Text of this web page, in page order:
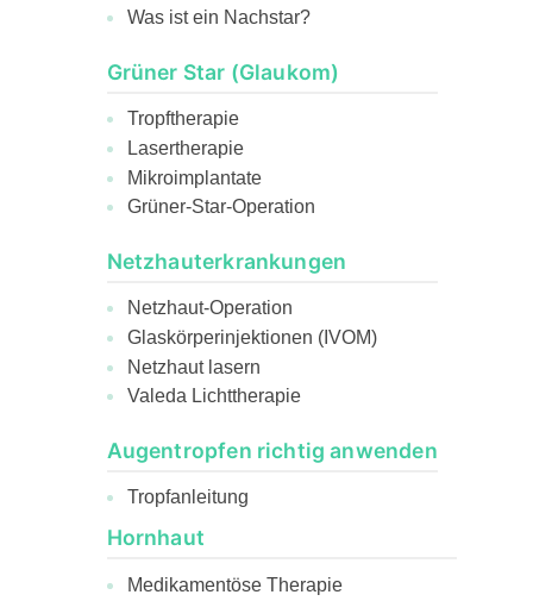
Was ist ein Nachstar?
Grüner Star (Glaukom)
Tropftherapie
Lasertherapie
Mikroimplantate
Grüner-Star-Operation
Netzhauterkrankungen
Netzhaut-Operation
Glaskörperinjektionen (IVOM)
Netzhaut lasern
Valeda Lichttherapie
Augentropfen richtig anwenden
Tropfanleitung
Hornhaut
Medikamentöse Therapie